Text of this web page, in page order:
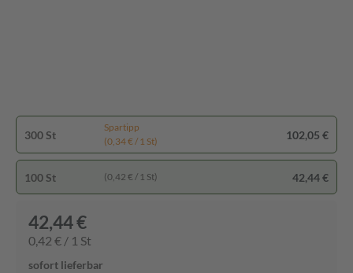
300 St
Spartipp
(0,34 € / 1 St)
102,05 €
100 St (0,42 € / 1 St) 42,44 €
42,44 €
0,42 € / 1 St
sofort lieferbar